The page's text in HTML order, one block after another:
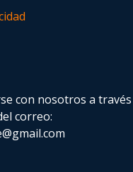
con nosotros a
correo: